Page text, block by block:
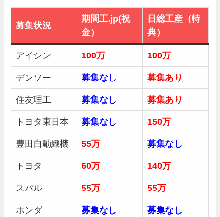
募集状況
期間工.jp(祝
金）
日総工産（特
典）
アイシン 100万 100万
デンソー 募集なし 募集あり
住友理工 募集なし 募集あり
トヨタ東日本 募集なし 150万
豊田自動織機 55万 募集なし
トヨタ 60万 140万
スバル 55万 55万
ホンダ 募集なし 募集なし